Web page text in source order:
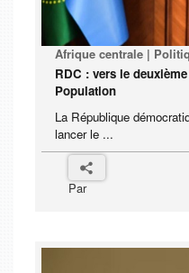
Afrique centrale |
RDC : vers le
Population
La République
lancer le ...
Par